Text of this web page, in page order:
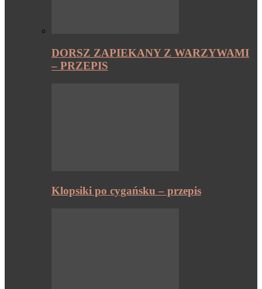
DORSZ ZAPIEKANY Z WARZYWAMI
– PRZEPIS
Klopsiki po cygańsku – przepis